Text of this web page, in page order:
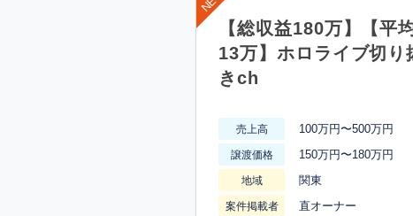
【総収益180万】【平
13万】ホロライブ切り
きch
売上高 100万円〜500万円
譲渡価格 150万円〜180万円
地域 関東
案件掲載者 直オーナー